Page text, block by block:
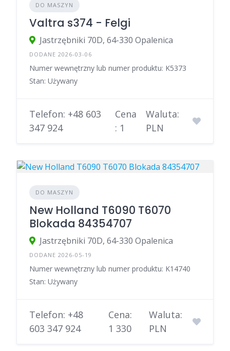
DO MASZYN
Valtra s374 - Felgi
Jastrzębniki 70D, 64-330 Opalenica
DODANE 2026-03-06
Numer wewnętrzny lub numer produktu: K5373
Stan: Używany
Telefon: +48 603
347 924
Cena
: 1
Waluta:
PLN
DO MASZYN
New Holland T6090 T6070
Blokada 84354707
Jastrzębniki 70D, 64-330 Opalenica
DODANE 2026-05-19
Numer wewnętrzny lub numer produktu: K14740
Stan: Używany
Telefon: +48
603 347 924
Cena:
1 330
Waluta:
PLN